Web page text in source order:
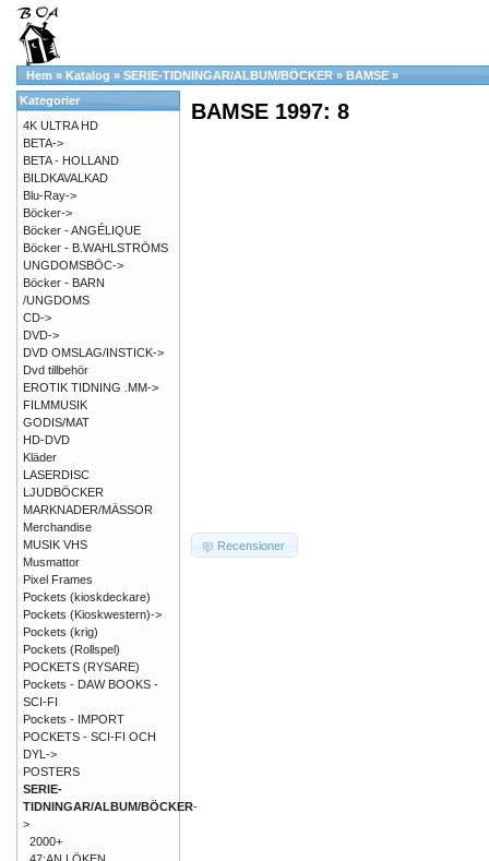
Hem » Katalog » SERIE-TIDNINGAR/ALBUM/BÖCKER » BAMSE »
BAMSE 1997: 8
Recensioner
Kategorier
4K ULTRA HD
BETA->
BETA - HOLLAND
BILDKAVALKAD
Blu-Ray->
Böcker->
Böcker - ANGÉLIQUE
Böcker - B.WAHLSTRÖMS
UNGDOMSBÖC->
Böcker - BARN
/UNGDOMS
CD->
DVD->
DVD OMSLAG/INSTICK->
Dvd tillbehör
EROTIK TIDNING .MM->
FILMMUSIK
GODIS/MAT
HD-DVD
Kläder
LASERDISC
LJUDBÖCKER
MARKNADER/MÄSSOR
Merchandise
MUSIK VHS
Musmattor
Pixel Frames
Pockets (kioskdeckare)
Pockets (Kioskwestern)->
Pockets (krig)
Pockets (Rollspel)
POCKETS (RYSARE)
Pockets - DAW BOOKS -
SCI-FI
Pockets - IMPORT
POCKETS - SCI-FI OCH
DYL->
POSTERS
SERIE-
TIDNINGAR/ALBUM/BÖCKER-
>
2000+